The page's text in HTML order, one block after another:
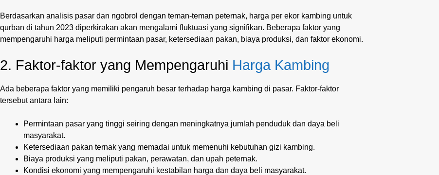
Berdasarkan analisis pasar dan ngobrol dengan teman-teman peternak, harga per ekor kambing untuk
qurban di tahun 2023 diperkirakan akan mengalami fluktuasi yang signifikan. Beberapa faktor yang
mempengaruhi harga meliputi permintaan pasar, ketersediaan pakan, biaya produksi, dan faktor ekonomi.
2. Faktor-faktor yang Mempengaruhi Harga Kambing
Ada beberapa faktor yang memiliki pengaruh besar terhadap harga kambing di pasar. Faktor-faktor
tersebut antara lain:
Permintaan pasar yang tinggi seiring dengan meningkatnya jumlah penduduk dan daya beli
masyarakat.
Ketersediaan pakan ternak yang memadai untuk memenuhi kebutuhan gizi kambing.
Biaya produksi yang meliputi pakan, perawatan, dan upah peternak.
Kondisi ekonomi yang mempengaruhi kestabilan harga dan daya beli masyarakat.